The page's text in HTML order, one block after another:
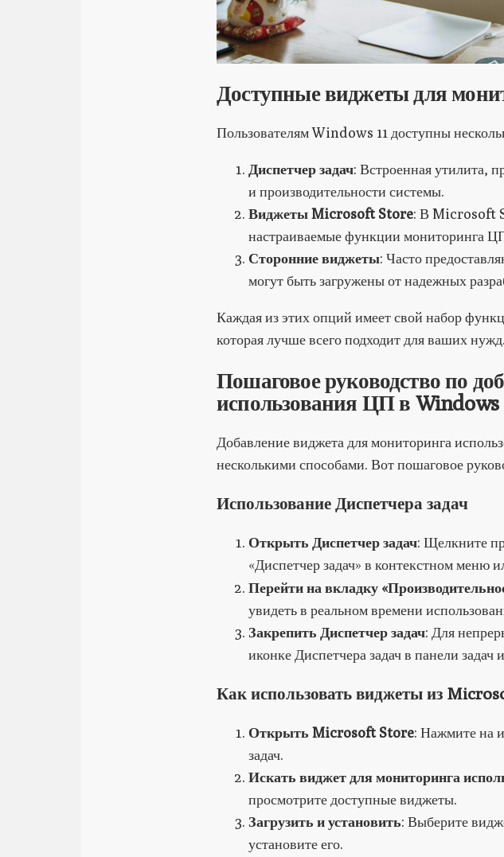
Доступные виджеты для
Пользователям Windows 11 доступны
Диспетчер задач: Встроенная утилита,
и производительности системы.
Виджеты Microsoft Store: В Microsoft
настраиваемые функции мониторинга
Сторонние виджеты: Часто
могут быть загружены от надежных
Каждая из этих опций имеет свой набор
которая лучше всего подходит для ваших нужд.
Пошаговое руководство по
использования ЦП в Windows
Добавление виджета для мониторинга
несколькими способами. Вот пошаговое
Использование Диспетчера задач
Открыть Диспетчер задач: Щелкните
«Диспетчер задач» в контекстном меню
Перейти на вкладку
увидеть в реальном времени
Закрепить Диспетчер задач: Для
иконке Диспетчера задач в панели задач
Как использовать виджеты из
Открыть Microsoft Store: Нажмите на
задач.
Искать виджет для мониторинга
просмотрите доступные виджеты.
Загрузить и установить: Выберите
установите его.